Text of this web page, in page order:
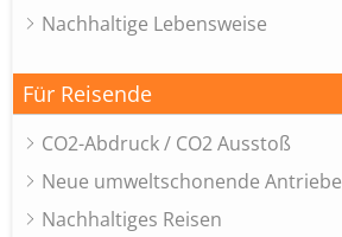
Nachhaltige Lebensweise
Für Reisende
CO2-Abdruck / CO2 Ausstoß
Neue umweltschonende Antriebe
Nachhaltiges Reisen